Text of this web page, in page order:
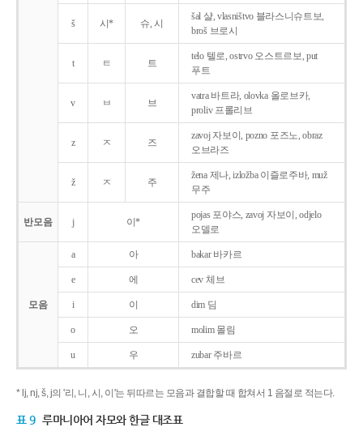
š 시* 슈, 시
šal 샬, vlasništvo 블라스니슈트보,
broš 브로시
t ㅌ 트
telo 텔로, ostrvo 오스트르보, put
푸트
v ㅂ 브
vatra 바트라, olovka 올로브카,
proliv 프롤리브
z ㅈ 즈
zavoj 자보이, pozno 포즈노, obraz
오브라즈
ž ㅈ 주
žena 제나, izložba 이즐로주바, muž
무주
반모음 j 이*
pojas 포야스, zavoj 자보이, odjelo
오델로
모음
a 아 bakar 바카르
e 에 cev 체브
i 이 dim 딤
o 오 molim 몰림
u 우 zubar 주바르
* lj, nj, š, j의 '리, 니, 시, 이'는 뒤따르는 모음과 결합할 때 합쳐서 1 음절로 적는다.
표 9 루마니아어 자모와 한글 대조표